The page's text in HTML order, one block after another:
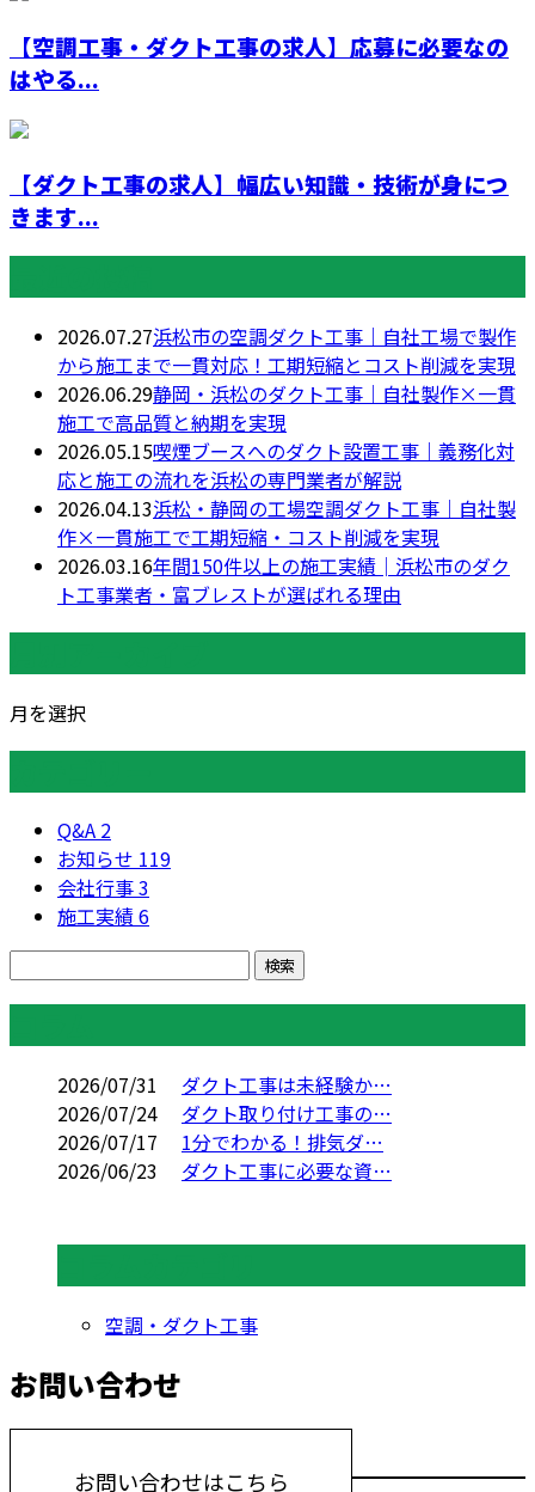
【空調工事・ダクト工事の求人】応募に必要なの
はやる...
【ダクト工事の求人】幅広い知識・技術が身につ
きます...
2026.07.27浜松市の空調ダクト工事｜自社工場で製作
から施工まで一貫対応！工期短縮とコスト削減を実現
2026.06.29静岡・浜松のダクト工事｜自社製作×一貫
施工で高品質と納期を実現
2026.05.15喫煙ブースへのダクト設置工事｜義務化対
応と施工の流れを浜松の専門業者が解説
2026.04.13浜松・静岡の工場空調ダクト工事｜自社製
作×一貫施工で工期短縮・コスト削減を実現
2026.03.16年間150件以上の施工実績│浜松市のダク
ト工事業者・富ブレストが選ばれる理由
月を選択
Q&A 2
お知らせ 119
会社行事3
施工実績6
2026/07/31
ダクト工事は未経験か…
2026/07/24
ダクト取り付け工事の…
2026/07/17
1分でわかる！排気ダ…
2026/06/23
ダクト工事に必要な資…
空調・ダクト工事
お問い合わせ
お問い合わせはこちら